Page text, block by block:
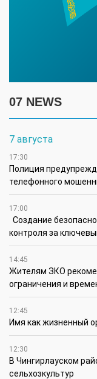
07 NEWS
7 августа
17:30
Полиция
телефонного
17:00
Создание
контроля за
14:45
Жителям ЗКО
ограничения и
12:45
Имя как жизненный
12:30
В Чингирлауском
сельхозкультур